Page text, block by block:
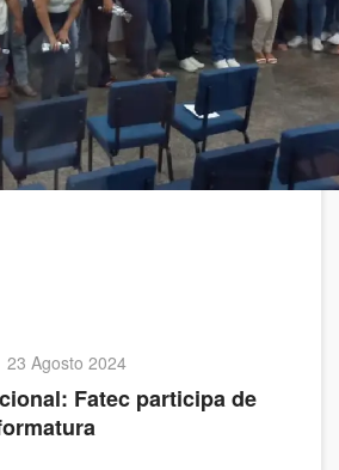
23 Agosto 2024
Fatec participa de